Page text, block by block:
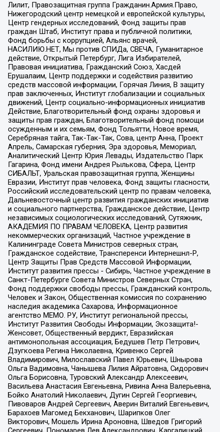
Лилит, Правозащитная группа Гражданин.Армия.Право,
Нижегородский центр немецкой и европейской культуры,
Центр гендерных исследований, Фонд защиты прав
граждан Штаб, Институт права и публичной политики,
Фонд борьбы с коррупцией, Альянс врачей,
НАСИЛИЮ.НЕТ, Мы против СПИДа, СВЕЧА, Гуманитарное
действие, Открытый Петербург, Лига Избирателей,
Правовая инициатива, Гражданский Союз, Хасдей
Ерушалаим, Центр поддержки и содействия развитию
средств массовой информации, Горячая Линия, В защиту
прав заключенных, Институт глобализации и социальных
движений, Центр социально-информационных инициатив
Действие, Благотворительный фонд охраны здоровья и
защиты прав граждан, Благотворительный фонд помощи
осужденным и их семьям, Фонд Тольятти, Новое время,
Серебряная тайга, Так-Так-Так, Сова, центр Анна, Проект
Апрель, Самарская губерния, Эра здоровья, Мемориал,
Аналитический Центр Юрия Левады, Издательство Парк
Гагарина, Фонд имени Андрея Рылькова, Сфера, Центр
СИБАЛЬТ, Уральская правозащитная группа, Женщины
Евразии, Институт прав человека, Фонд защиты гласности,
Российский исследовательский центр по правам человека,
Дальневосточный центр развития гражданских инициатив
и социального партнерства, Гражданское действие, Центр
независимых социологических исследований, Сутяжник,
АКАДЕМИЯ ПО ПРАВАМ ЧЕЛОВЕКА, Центр развития
некоммерческих организаций, Частное учреждение в
Калининграде Совета Министров северных стран,
Гражданское содействие, Трансперенси Интернешнл-Р,
Центр Защиты Прав Средств Массовой Информации,
Институт развития прессы - Сибирь, Частное учреждение в
Санкт-Петербурге Совета Министров Северных Стран,
Фонд поддержки свободы прессы, Гражданский контроль,
Человек и Закон, Общественная комиссия по сохранению
наследия академика Сахарова, Информационное
агентство МЕМО. РУ, Институт региональной прессы,
Институт Развития Свободы Информации, Экозащита!-
Женсовет, Общественный вердикт, Евразийская
антимонопольная ассоциация, Бедушев Петр Петрович,
Дзугкоева Регина Николаевна, Кривенко Сергей
Владимирович, Милославский Павел Юрьевич, Шнырова
Ольга Вадимовна, Чанышева Лилия Айратовна, Сидорович
Ольга Борисовна, Туровский Александр Алексеевич,
Васильева Анастасия Евгеньевна, Ривина Анна Валерьевна,
Бойко Анатолий Николаевич, Дугин Сергей Георгиевич,
Пивоваров Андрей Сергеевич, Аверин Виталий Евгеньевич,
Барахоев Магомед Бекханович, Шарипков Олег
Викторович, Мошель Ирина Ароновна, Шведов Григорий